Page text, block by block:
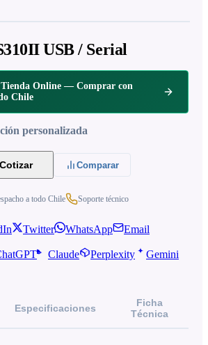
USB / Serial
Tienda Online — Comprar con
Chile
personalizada
Cotizar Comparar
a todo Chile Soporte técnico
Twitter WhatsApp Email
Claude Perplexity
Gemini
Especificaciones
Ficha
Técnica